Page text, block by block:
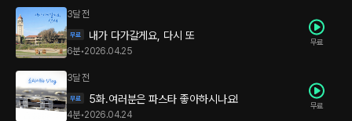
3달 전
내가 다가갈게요, 다시 또
6분•2026.04.25
무료
3달 전
5화.여러분은 파스타 좋아하시나요!
4분•2026.04.24
무료